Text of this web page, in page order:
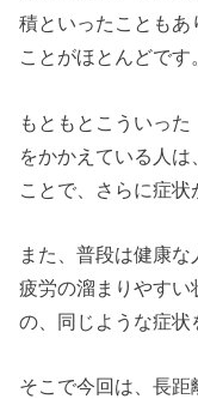
積といったこともあ
ことがほとんどです
もともとこういっ
をかかえている人
ことで、さらに症状
また、普段は健康
疲労の溜まりやす
の、同じような症状
そこで今回は、長